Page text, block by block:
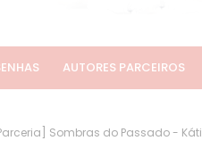
AUTORES PARCEIROS
Sombras do Passado -